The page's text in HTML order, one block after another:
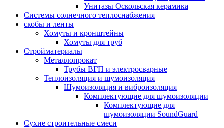
Унитазы Оскольская керамика
Системы солнечного теплоснабжения
скобы и ленты
Хомуты и кронштейны
Хомуты для труб
Стройматериалы
Металлопрокат
Трубы ВГП и электросварные
Теплоизоляция и шумоизоляция
Шумоизоляция и виброизоляция
Комплектующие для шумоизоляции
Комплектующие для
шумоизоляции SoundGuard
Сухие строительные смеси